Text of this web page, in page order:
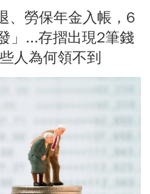
、勞保年金入帳，6
」...存摺出現2筆錢
人為何領不到